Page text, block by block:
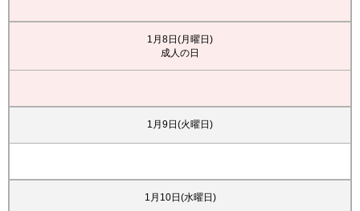
1月8日(月曜日)
成人の日
1月9日(火曜日)
1月10日(水曜日)